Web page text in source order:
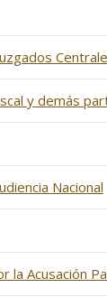
y demás
Nacional
la Acusación